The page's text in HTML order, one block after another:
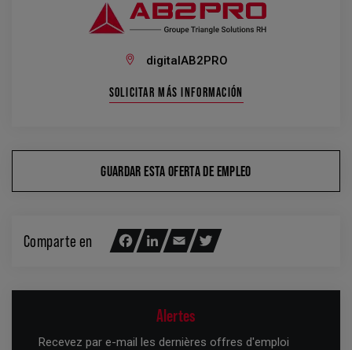
digitalAB2PRO
SOLICITAR MÁS INFORMACIÓN
GUARDAR ESTA OFERTA DE EMPLEO
Comparte en FacebookLinkedInEmailTwitter
Alertes
Recevez par e-mail les dernières offres d'emploi